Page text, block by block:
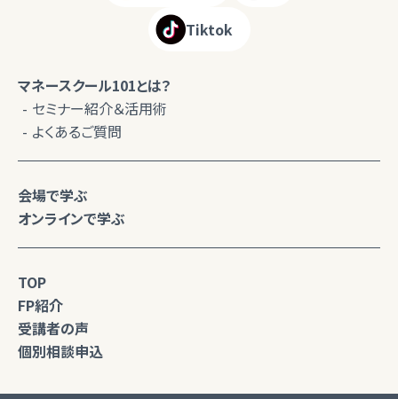
Tiktok
マネースクール101とは？
セミナー紹介＆活用術
よくあるご質問
会場で学ぶ
オンラインで学ぶ
TOP
FP紹介
受講者の声
個別相談申込